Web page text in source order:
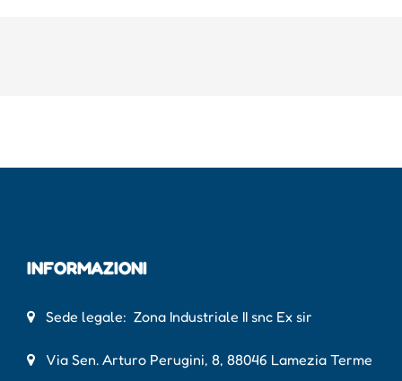
INFORMAZIONI
Sede legale: Zona Industriale II snc Ex sir
Via Sen. Arturo Perugini, 8, 88046 Lamezia Terme